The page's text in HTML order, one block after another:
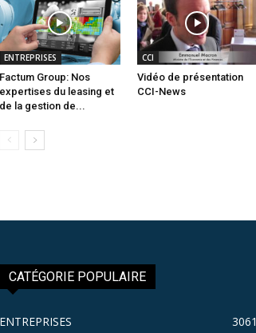
ENTREPRISES
Factum Group: Nos
expertises du leasing et
de la gestion de...
CCI
Vidéo de présentation
CCI-News
CATÉGORIE POPULAIRE
ENTREPRISES 3061